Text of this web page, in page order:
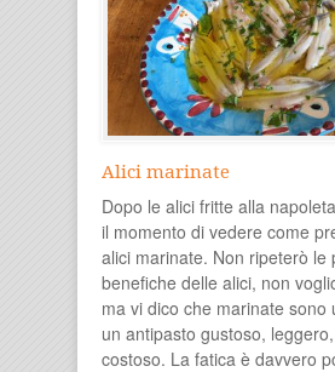
Alici marinate
Dopo le alici fritte alla
il momento di vedere come
alici marinate. Non ripeterò le
benefiche delle alici, non
ma vi dico che marinate sono
un antipasto gustoso,
costoso. La fatica è davvero